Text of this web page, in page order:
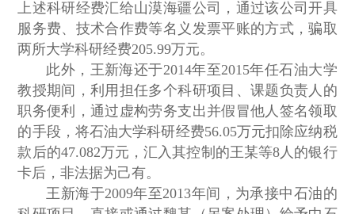
上述科研经费汇给山漠海疆公司，通过该公司开具
服务费、技术合作费等名义发票平账的方式，骗取
两所大学科研经费205.99万元。
此外，王新海还于2014年至2015年任石油大学
教授期间，利用担任多个科研项目、课题负责人的
职务便利，通过虚构劳务支出并假冒他人签名领取
的手段，将石油大学科研经费56.05万元扣除应纳税
款后的47.082万元，汇入其控制的王某等8人的银行
卡后，非法据为己有。
王新海于2009年至2013年间，为承接中石油的